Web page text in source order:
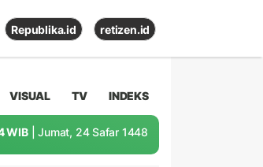
Republika.id retizen.id
VISUAL TV INDEKS
WIB | Jumat, 24 Safar 1448